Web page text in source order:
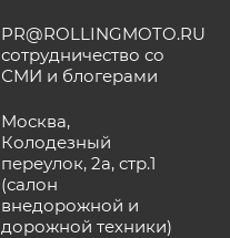
PR@ROLLINGMOTO.RU
сотрудничество со
СМИ и блогерами
Москва,
Колодезный
переулок, 2а, стр.1
(салон
внедорожной и
дорожной техники)